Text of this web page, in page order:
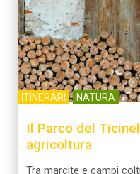
ITINERARI NATURA
Il Parco del
agricoltura
Tra marcite e campi